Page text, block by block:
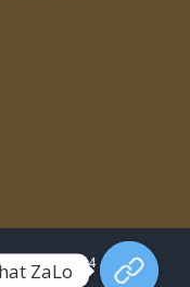
0979077904
ZaLo